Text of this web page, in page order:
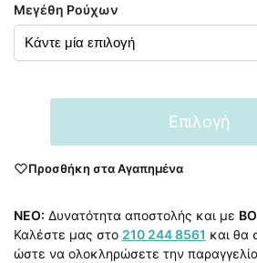
Μεγέθη Ρούχων
Επιλογή
Προσθήκη στα Αγαπημένα
NEO: Δυνατότητα αποστολής και με
Καλέστε μας στο 210 244 8561 και θα
ώστε να ολοκληρώσετε την